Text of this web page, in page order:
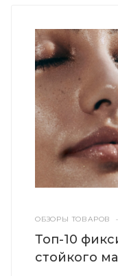
ОБЗОРЫ ТОВАРОВ
Топ-10
стойкого